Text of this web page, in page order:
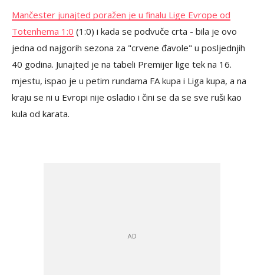
Mančester junajted poražen je u finalu Lige Evrope od
Totenhema 1:0 (1:0) i kada se podvuče crta - bila je ovo
jedna od najgorih sezona za "crvene đavole" u posljednjih
40 godina. Junajted je na tabeli Premijer lige tek na 16.
mjestu, ispao je u petim rundama FA kupa i Liga kupa, a na
kraju se ni u Evropi nije osladio i čini se da se sve ruši kao
kula od karata.